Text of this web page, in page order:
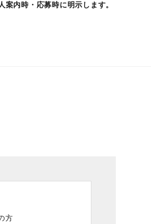
案内時・応募時に明示します。
方